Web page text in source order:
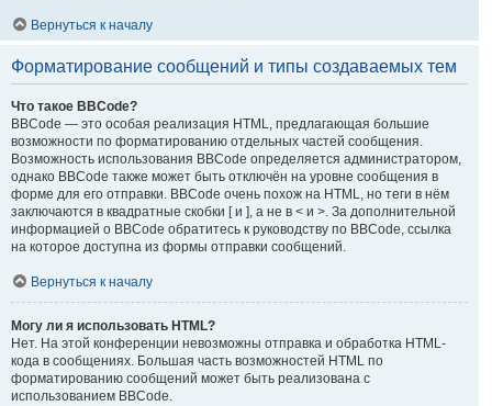
Вернуться к началу
Форматирование сообщений и типы создаваемых тем
Что такое BBCode?
BBCode — это особая реализация HTML, предлагающая большие
возможности по форматированию отдельных частей сообщения.
Возможность использования BBCode определяется администратором,
однако BBCode также может быть отключён на уровне сообщения в
форме для его отправки. BBCode очень похож на HTML, но теги в нём
заключаются в квадратные скобки [ и ], а не в < и >. За дополнительной
информацией о BBCode обратитесь к руководству по BBCode, ссылка
на которое доступна из формы отправки сообщений.
Вернуться к началу
Могу ли я использовать HTML?
Нет. На этой конференции невозможны отправка и обработка HTML-
кода в сообщениях. Большая часть возможностей HTML по
форматированию сообщений может быть реализована с
использованием BBCode.